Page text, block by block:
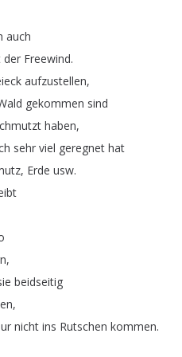
auch
der Freewind.
aufzustellen,
gekommen sind
haben,
sehr viel geregnet hat
, Erde usw.
,
beidseitig
,
nicht ins Rutschen kommen.